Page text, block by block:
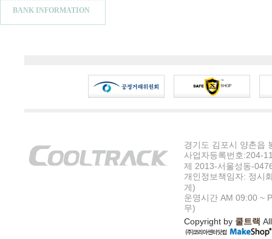
BANK INFORMATION
경기도 김포시 양촌읍
사업자등록번호:204-
제 2013-서울성동-
개인정보책임자: 정시
게)
운영시간 AM 09:00 ~
무)
Copyright by 쿨트랙